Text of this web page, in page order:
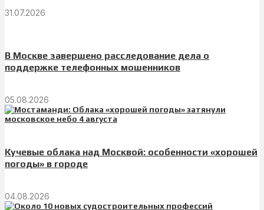
31.07.2026
В Москве завершено расследование дела о
поддержке телефонных мошенников
05.08.2026
Кучевые облака над Москвой: особенности «хорошей
погоды» в городе
04.08.2026